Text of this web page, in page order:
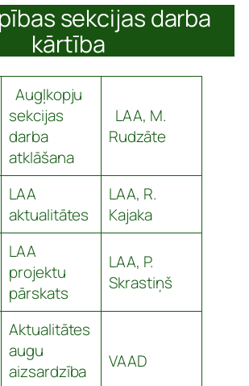
sekcijas darba
kārtība
Augļkopju
sekcijas
darba
atklāšana
LAA, M.
Rudzāte
LAA
aktualitātes
LAA, R.
Kajaka
LAA
projektu
pārskats
LAA, P.
Skrastiņš
Aktualitātes
augu
aizsardzība
VAAD